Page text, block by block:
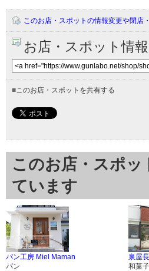
このお店・スポットの情報変更や閉店
お店・スポット情
■このお店・スポットを共有する
このお店・スポ
ています
パン工房 Miel Maman
パン
泉屋
和菓子